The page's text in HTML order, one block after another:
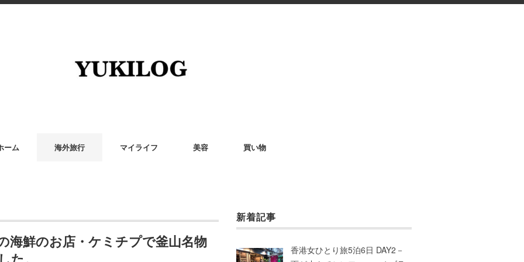
ーム 海外旅行 マイライフ 美容 買い物
海鮮のお店・ケミチプで釜山名物
新着記事
香港女ひとり旅5泊6日 DAY2－